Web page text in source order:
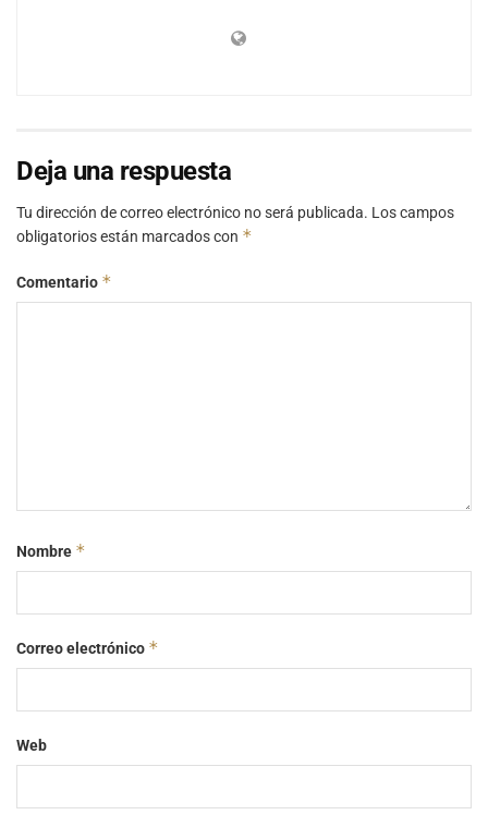
Deja una respuesta
Tu dirección de correo electrónico no será publicada. Los campos
obligatorios están marcados con *
Comentario *
Nombre *
Correo electrónico *
Web